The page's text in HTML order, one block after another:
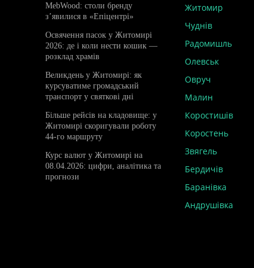
MebWood: столи бренду
з’явилися в «Епіцентрі»
Освячення пасок у Житомирі
2026: де і коли нести кошик —
розклад храмів
Великдень у Житомирі: як
курсуватиме громадський
транспорт у святкові дні
Більше рейсів на кладовище: у
Житомирі скоригували роботу
44-го маршруту
Курс валют у Житомирі на
08.04.2026: цифри, аналітика та
прогнози
Житомир
Чуднів
Радомишль
Олевськ
Овруч
Малин
Коростишів
Коростень
Звягель
Бердичів
Баранівка
Андрушівка